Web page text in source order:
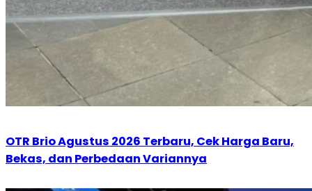
OTR Brio Agustus 2026 Terbaru, Cek Harga Baru,
Bekas, dan Perbedaan Variannya